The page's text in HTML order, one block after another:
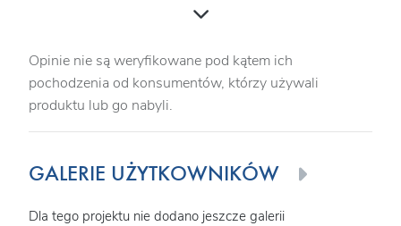
Opinie nie są weryfikowane pod kątem ich
pochodzenia od konsumentów, którzy używali
produktu lub go nabyli.
GALERIE UŻYTKOWNIKÓW
Dla tego projektu nie dodano jeszcze galerii